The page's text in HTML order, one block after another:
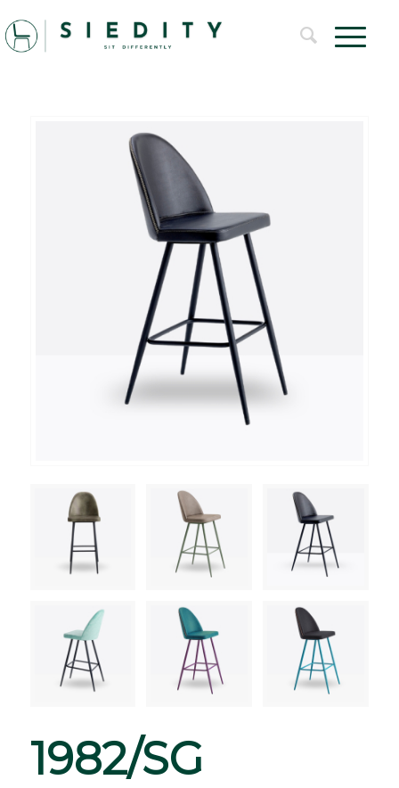
1982/SG